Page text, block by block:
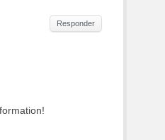
Responder